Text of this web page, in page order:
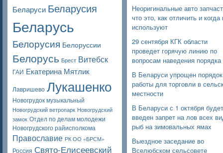
Беларуси Беларусия
Беларусь
Белорусия Белоруссии
Белорусь Брест Витебск
ГАИ Екатерина Мятлик
Лавришево Лукашенко
Новогрудок музыкальный
Новогрудский ветропарк Новогрудский
замок Отдел по делам молодежи
Новогрудского райисполкома
Православие РК ОО «БРСМ»
Россия Свято-Елисеевский
Неоригинальные авто
что это, как отличить и когда
используют
29 сентября КГК области
проведет горячую линию по
вопросам наведения порядка
В Беларуси упрощен порядок
работы для торговли в
местности
В Беларуси с 1 октября будет
введен запрет на лов всех
рыб на зимовальных ямах
Выездное заседание во
Вселюбском сельсовете